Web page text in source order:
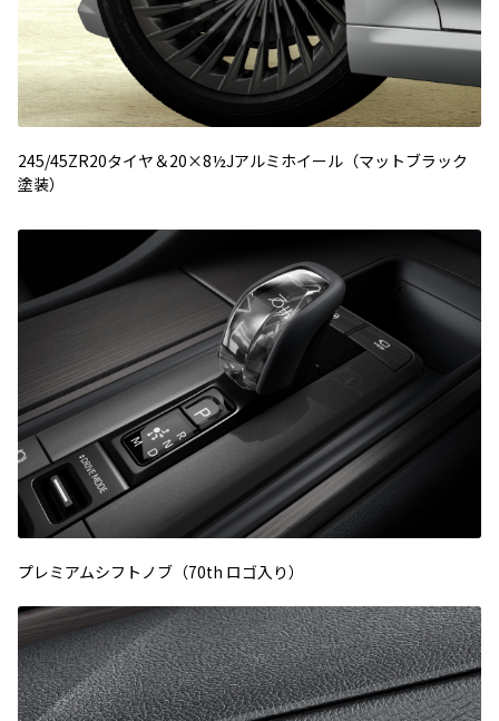
245/45ZR20タイヤ＆20×8½Jアルミホイール（マットブラック
塗装）
プレミアムシフトノブ（70th ロゴ入り）